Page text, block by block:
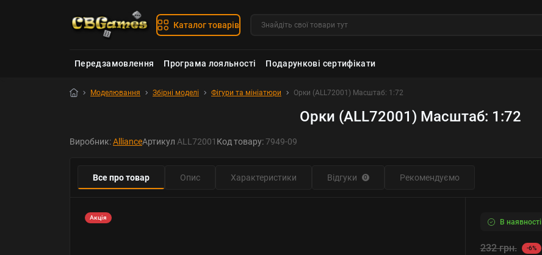
Каталог товарів
Передзамовлення Програма лояльності Подарункові сертифікати
Моделювання Збірні моделі Фігури та мініатюри Орки (ALL72001) Масштаб: 1:72
Орки (ALL72001) Масштаб: 1:72
Виробник:AllianceАртикул ALL72001 Код товару:7949-09
Все про товар Опис Характеристики Відгуки 0 Рекомендуємо
Акція В наявності
232 грн. -6%